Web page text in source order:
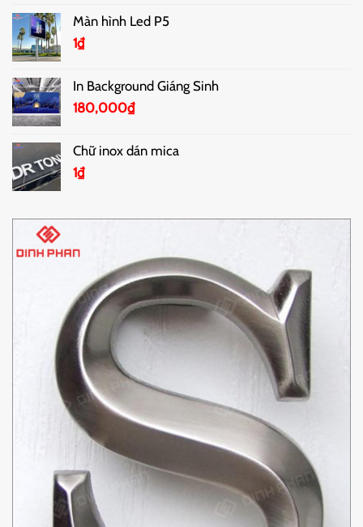
Màn hình Led P5
1₫
In Background Giáng Sinh
180,000₫
Chữ inox dán mica
1₫